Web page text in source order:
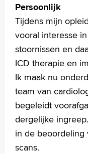
Persoonlijk
Tijdens mijn
vooral interesse
stoornissen en
ICD therapie en
Ik maak nu
team van
begeleidt
dergelijke
in de beoordeling
scans.